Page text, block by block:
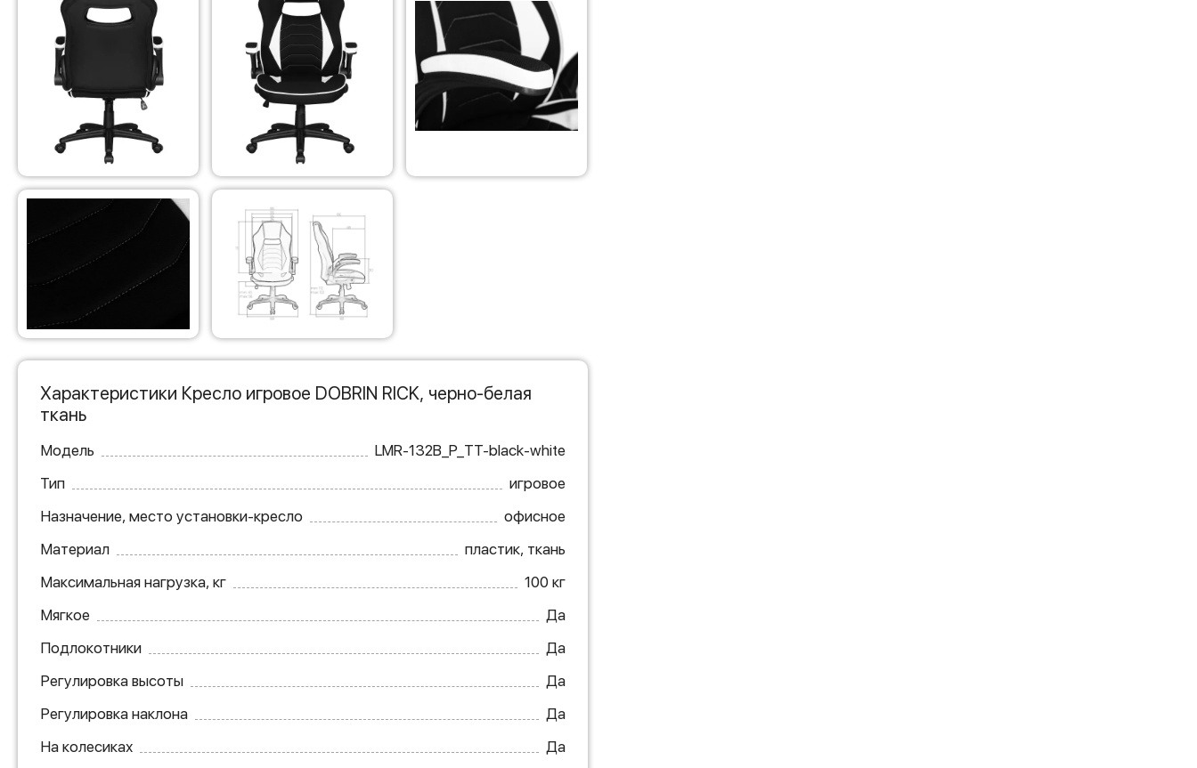
Характеристики Кресло игровое DOBRIN RICK, черно-белая
ткань
Модель
LMR-132B_P_TT-black-white
Тип
игровое
Назначение, место установки-кресло
офисное
Материал
пластик, ткань
Максимальная нагрузка, кг
100 кг
Мягкое
Да
Подлокотники
Да
Регулировка высоты
Да
Регулировка наклона
Да
На колесиках
Да